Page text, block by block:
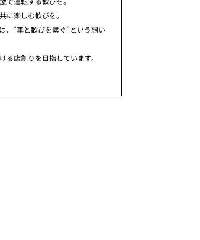
に楽しむ歓びを。
、”車と歓びを繋ぐ”という想い
る店創りを目指しています。